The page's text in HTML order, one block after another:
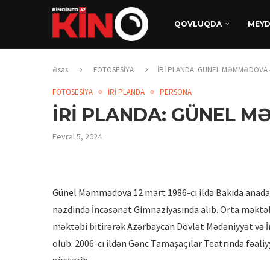
QOVLUQDA
Əsas FOTOSESİYA İRİ PLANDA: GÜNEL MƏMMƏDOVA
FOTOSESİYA İRİ PLANDA PERSONA
İRİ PLANDA: GÜNEL
Fevral 5, 2024
Günel Məmmədova 12 mart 1986-cı ildə Bakıda
nəzdində İncəsənət Gimnaziyasında alıb. Orta
məktəbi bitirərək Azərbaycan Dövlət Mədəniyyət
olub. 2006-cı ildən Gənc Tamaşaçılar Teatrında